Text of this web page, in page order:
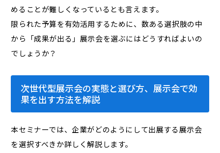
めることが難しくなっているとも言えます。
限られた予算を有効活用するために、数ある選択肢の中
から「成果が出る」展示会を選ぶにはどうすればよいの
でしょうか？
次世代型展示会の実態と選び方、展示会で効
果を出す方法を解説
本セミナーでは、企業がどのようにして出展する展示会
を選択すべきか詳しく解説します。